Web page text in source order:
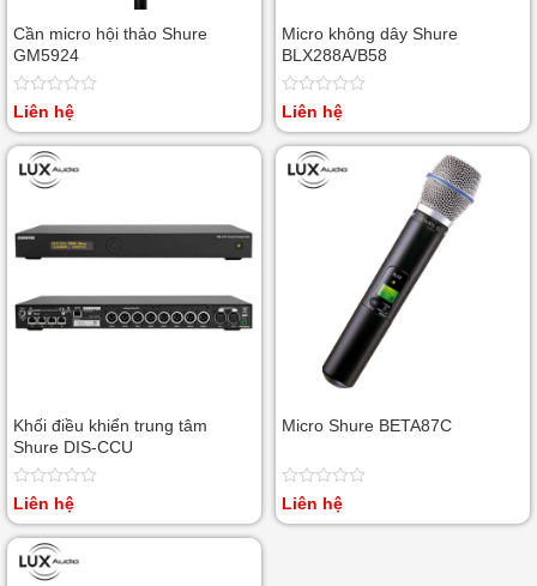
Cần micro hội thảo Shure
GM5924
Được
hạng
5
Liên hệ
Micro không dây Shure
BLX288A/B58
Được
hạng
5
Liên hệ
Khối điều khiển trung tâm
Shure DIS-CCU
Được
hạng
5
Liên hệ
Micro Shure BETA87C
Được
Liên hệ